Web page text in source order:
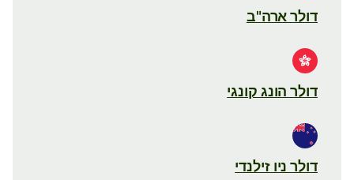
דולר ארה"ב
דולר הונג קונגי
דולר ניו זילנדי